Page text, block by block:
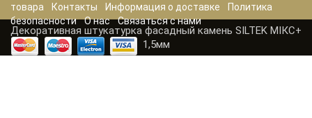
Декоративная штукатурка фасадный камень SILTEK МІКС+
1,5мм
товара
Контакты Информация о доставке
Политика
безопасности
О нас Связаться с нами